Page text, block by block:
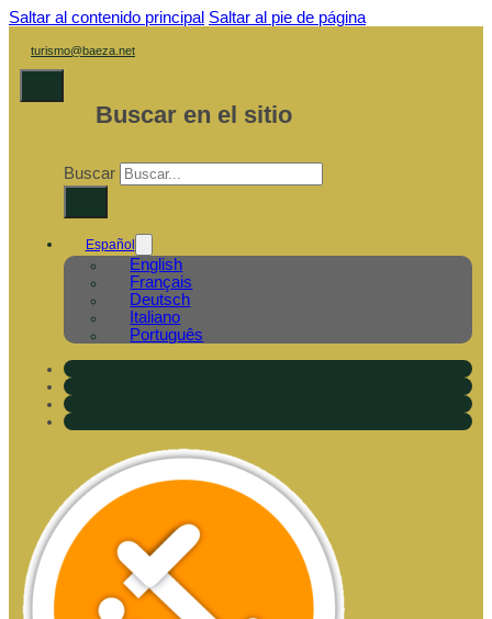
Saltar al contenido principal Saltar al pie de página
turismo@baeza.net
Buscar en el sitio
Buscar
Español
English
Français
Deutsch
Italiano
Português